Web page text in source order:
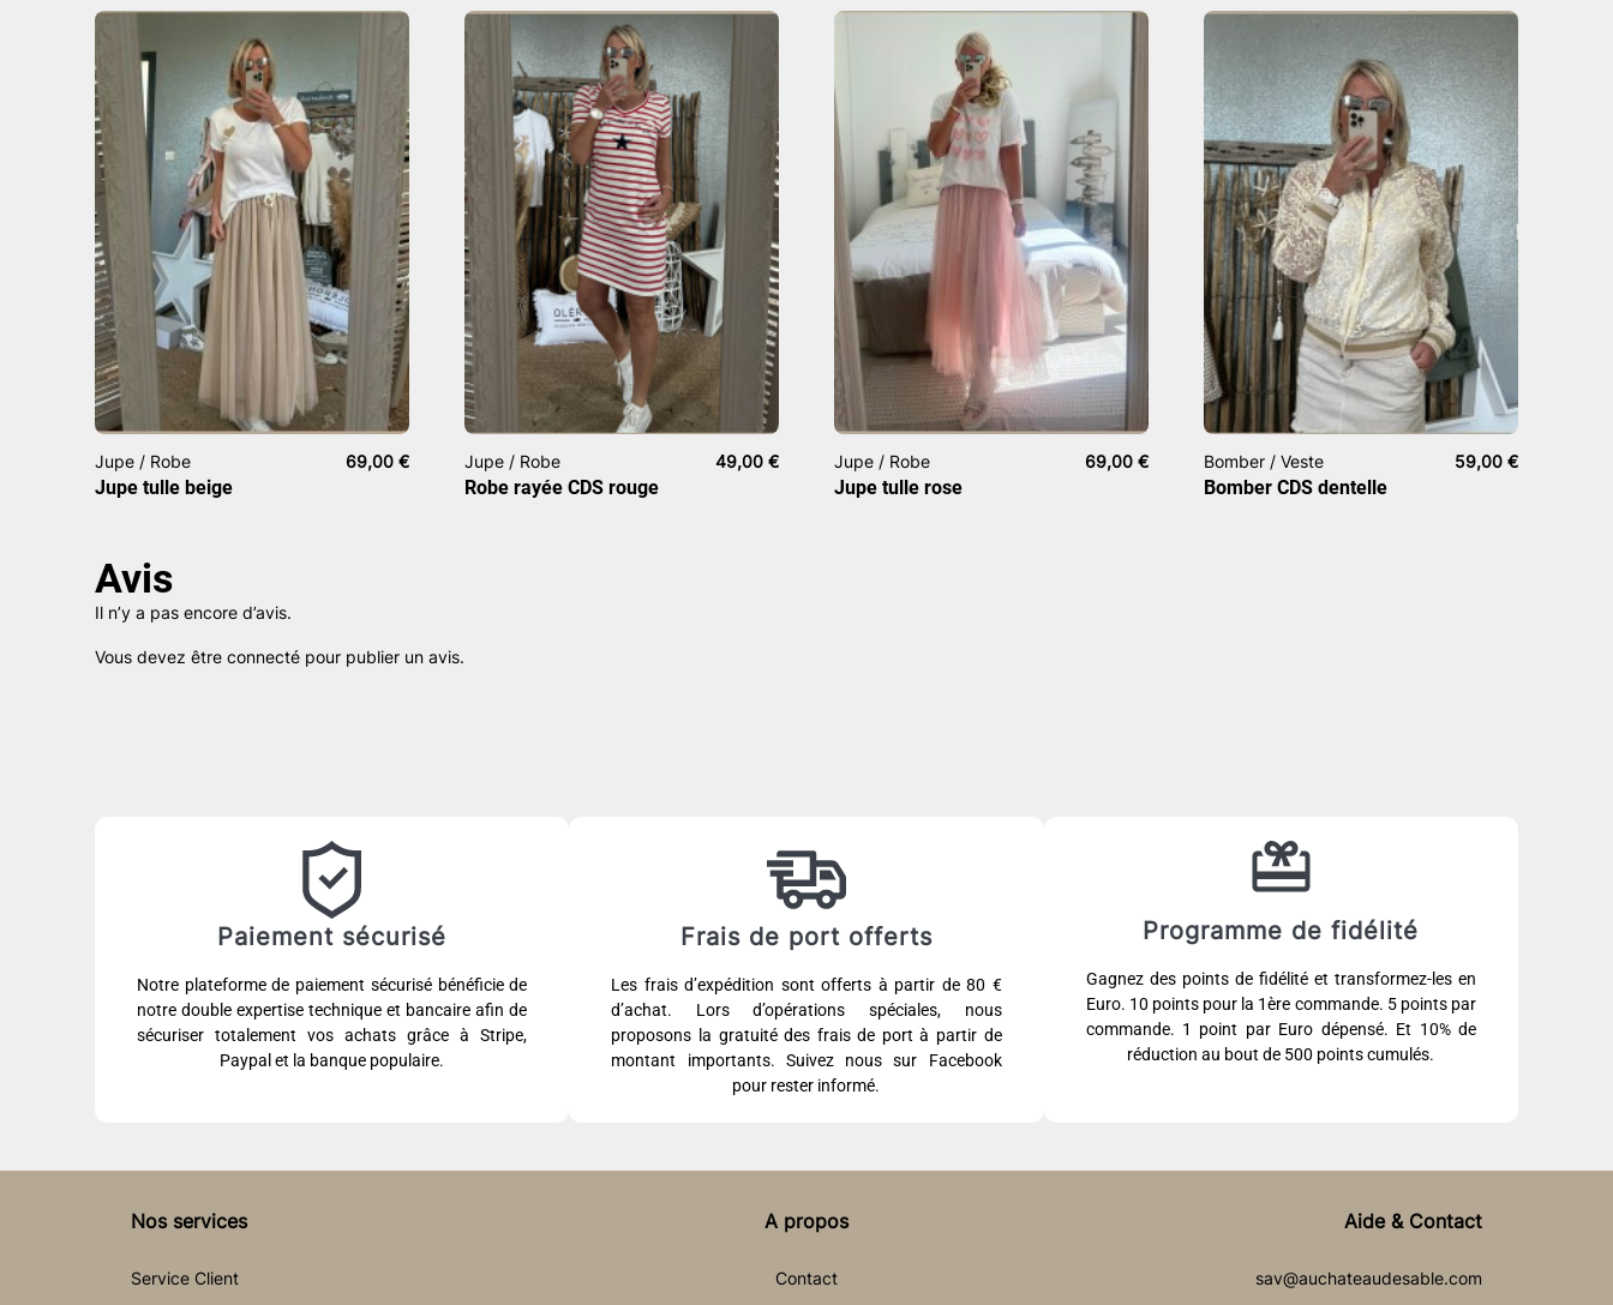
Jupe / Robe 69,00 €
Jupe tulle beige
Jupe / Robe 49,00 €
Robe rayée CDS rouge
Jupe / Robe 69,00 €
Jupe tulle rose
Bomber / Veste 59,00 €
Bomber CDS dentelle
Avis
Il n’y a pas encore d’avis.
Vous devez être connecté pour publier un avis.
Paiement sécurisé
Notre plateforme de paiement sécurisé bénéficie de
notre double expertise technique et bancaire afin de
sécuriser totalement vos achats grâce à Stripe,
Paypal et la banque populaire.
Frais de port offerts
Les frais d’expédition sont offerts à partir de 80 €
d’achat. Lors d’opérations spéciales, nous
proposons la gratuité des frais de port à partir de
montant importants. Suivez nous sur Facebook
pour rester informé.
Programme de fidélité
Gagnez des points de fidélité et transformez-les en
Euro. 10 points pour la 1ère commande. 5 points par
commande. 1 point par Euro dépensé. Et 10% de
réduction au bout de 500 points cumulés.
Nos services
Service Client
A propos
Contact
Aide & Contact
sav@auchateaudesable.com